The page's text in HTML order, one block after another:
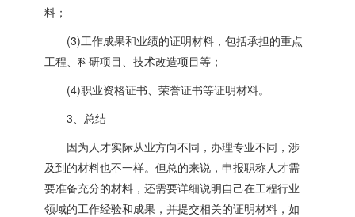
料；
(3)工作成果和业绩的证明材料，包括承担的重点
工程、科研项目、技术改造项目等；
(4)职业资格证书、荣誉证书等证明材料。
3、总结
因为人才实际从业方向不同，办理专业不同，涉
及到的材料也不一样。但总的来说，申报职称人才需
要准备充分的材料，还需要详细说明自己在工程行业
领域的工作经验和成果，并提交相关的证明材料，如